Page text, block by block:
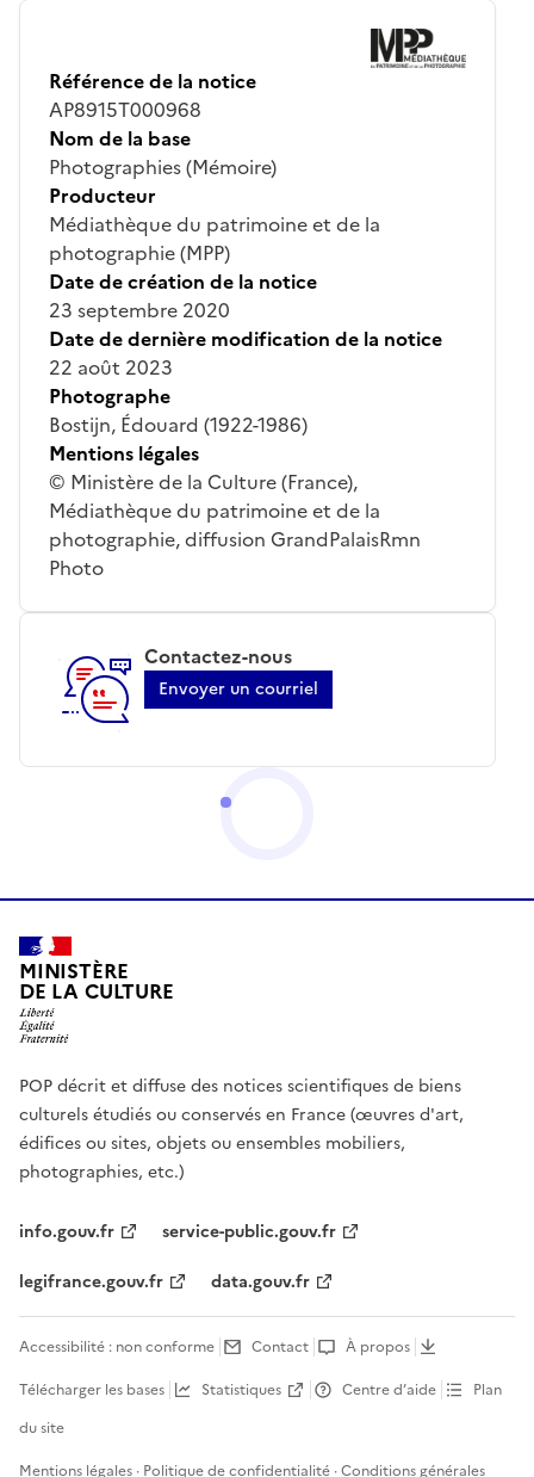
Référence de la notice
AP8915T000968
Nom de la base
Photographies (Mémoire)
Producteur
Médiathèque du patrimoine et de la
photographie (MPP)
Date de création de la notice
23 septembre 2020
Date de dernière modification de la notice
22 août 2023
Photographe
Bostijn, Édouard (1922-1986)
Mentions légales
© Ministère de la Culture (France),
Médiathèque du patrimoine et de la
photographie, diffusion GrandPalaisRmn
Photo
Contactez-nous
Envoyer un courriel
MINISTÈRE
DE LA CULTURE
POP décrit et diffuse des notices scientifiques de biens
culturels étudiés ou conservés en France (œuvres d'art,
édifices ou sites, objets ou ensembles mobiliers,
photographies, etc.)
info.gouv.fr
service-public.gouv.fr
legifrance.gouv.fr
data.gouv.fr
Accessibilité : non conforme Contact
À propos
Télécharger les bases
Statistiques Centre d’aide
Plan
du site
Mentions légales · Politique de confidentialité ·Conditions générales